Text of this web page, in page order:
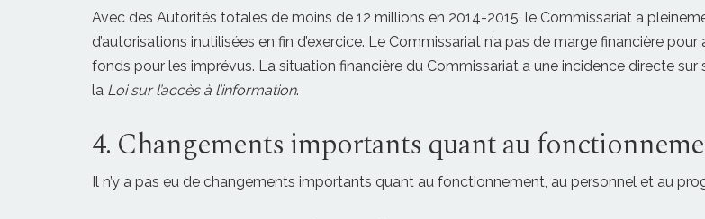
Avec des Autorités totales de moins de 12 millions en 2014-2015, le Commissariat a
d’autorisations inutilisées en fin d’exercice. Le Commissariat n’a pas de marge financière
fonds pour les imprévus. La situation financière du Commissariat a une incidence directe
la Loi sur l’accès à l’information.
4. Changements importants quant au
Il n’y a pas eu de changements importants quant au fonctionnement, au personnel et au